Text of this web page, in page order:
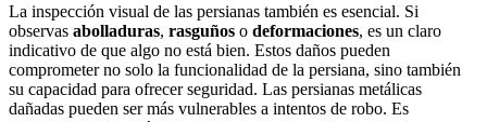
La inspección visual de las persianas también es esencial. Si
observas abolladuras, rasguños o deformaciones, es un claro
indicativo de que algo no está bien. Estos daños pueden
comprometer no solo la funcionalidad de la persiana, sino también
su capacidad para ofrecer seguridad. Las persianas metálicas
dañadas pueden ser más vulnerables a intentos de robo. Es